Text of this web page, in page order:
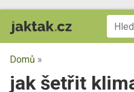
Domů »
jak šetřit